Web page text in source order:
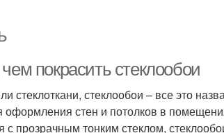
покрасить стеклообои
стеклоткани, стеклообои – все это
оформления стен и потолков в
прозрачным тонким стеклом,